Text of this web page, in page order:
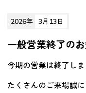
2026年 3月13日
一般営業終了の
今期の営業は終了しま
たくさんのご来場誠